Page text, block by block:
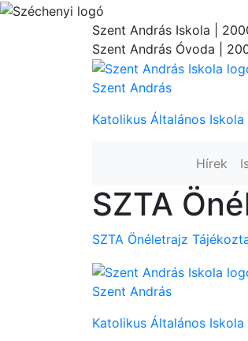
Szent András Iskola |
Szent András Óvoda |
Szent András
Katolikus Általános Iskola
Hírek
SZTA
SZTA Önéletrajz
Szent András
Katolikus Általános Iskola